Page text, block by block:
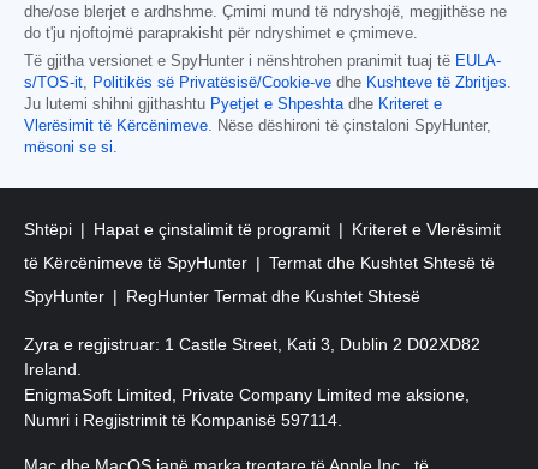
dhe/ose blerjet e ardhshme. Çmimi mund të ndryshojë, megjithëse ne
do t'ju njoftojmë paraprakisht për ndryshimet e çmimeve.
Të gjitha versionet e SpyHunter i nënshtrohen pranimit tuaj të EULA-
s/TOS-it
Politikës së Privatësisë/Cookie-ve dhe Kushteve të Zbritjes
Ju lutemi shihni gjithashtu Pyetjet e Shpeshta dhe Kriteret e
Vlerësimit të Kërcënimeve . Nëse dëshironi të çinstaloni SpyHunter,
mësoni se si
Shtëpi Hapat e çinstalimit të programit
Kriteret e Vlerësimit
të Kërcënimeve të SpyHunter
Termat dhe Kushtet Shtesë të
SpyHunter
RegHunter Termat dhe Kushtet Shtesë
Zyra e regjistruar: 1 Castle Street, Kati 3, Dublin 2 D02XD82
Ireland.
EnigmaSoft Limited, Private Company Limited me aksione,
Numri i Regjistrimit të Kompanisë 597114.